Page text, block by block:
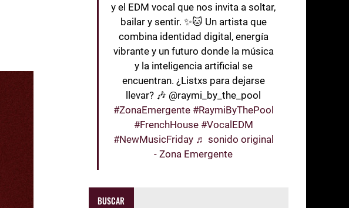
y el EDM vocal que nos invita a soltar,
bailar y sentir. ✨🐱 Un artista que
combina identidad digital, energía
vibrante y un futuro donde la música
y la inteligencia artificial se
encuentran. ¿Listxs para dejarse
llevar? 🎶 @raymi_by_the_pool
#ZonaEmergente #RaymiByThePool
#FrenchHouse #VocalEDM
#NewMusicFriday ♬ sonido original
- Zona Emergente
BUSCAR